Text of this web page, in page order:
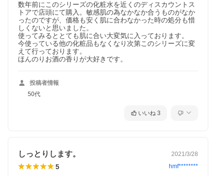
数年前にこのシリーズの化粧水を近くのディスカウントス
トアで店頭にて購入。敏感肌の為なかなか合うものがなか
ったのですが、価格も安く肌に合わなかった時の処分も惜
しくないと思いました。
使ってみるととても肌に合い大変気に入っております。
今使っている他の化粧品もなくなり次第このシリーズに変
えて行っております。
ほんのりお酒の香りが大好きです。
投稿者情報
50代
いいね 3
しっとりします。 2021/3/28
5 hmf********